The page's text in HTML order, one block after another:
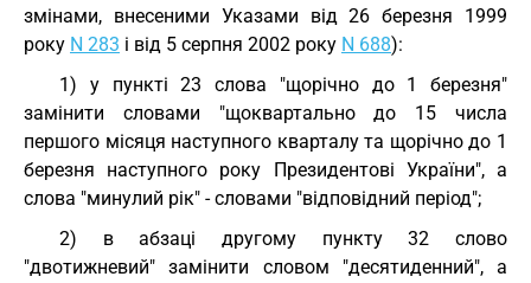
змінами, внесеними Указами від 26 березня 1999
року N 283 і від 5 серпня 2002 року N 688):
1) у пункті 23 слова "щорічно до 1 березня"
замінити словами "щоквартально до 15 числа
першого місяця наступного кварталу та щорічно до 1
березня наступного року Президентові України", а
слова "минулий рік" - словами "відповідний період";
2) в абзаці другому пункту 32 слово
"двотижневий" замінити словом "десятиденний", а